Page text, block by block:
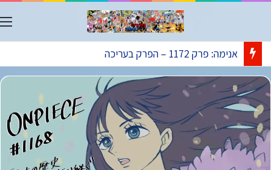
אנימה: פרק 1172 – הפרק בעריכה